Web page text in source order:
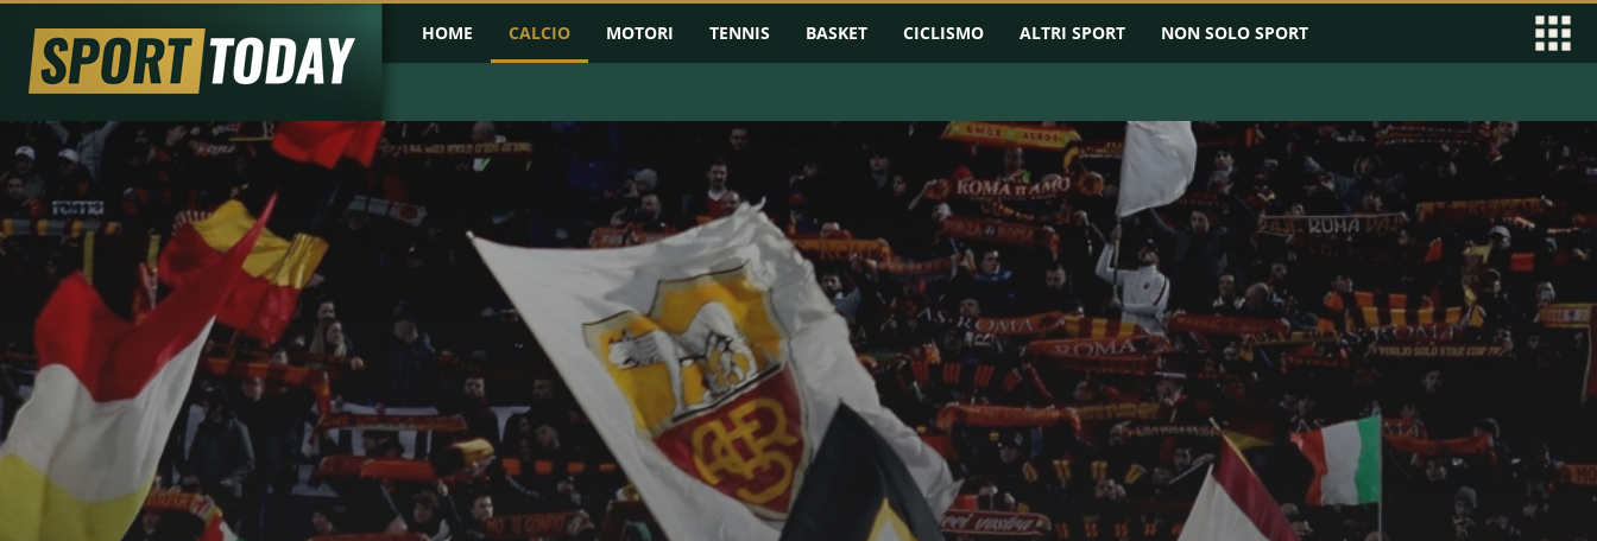
HOME CALCIO MOTORI TENNIS BASKET CICLISMO ALTRI SPORT NON SOLO SPORT
PRIMA PAGINA COPPA D'AFRICA COPPA D'ASIA PROBABILI FORMAZIONI CHAMPIONS LEAGUE CONFERENCE LEAGUE SERIE B